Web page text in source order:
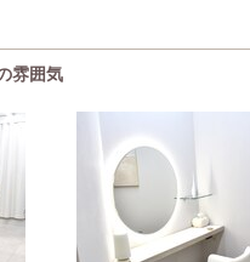
雰囲気